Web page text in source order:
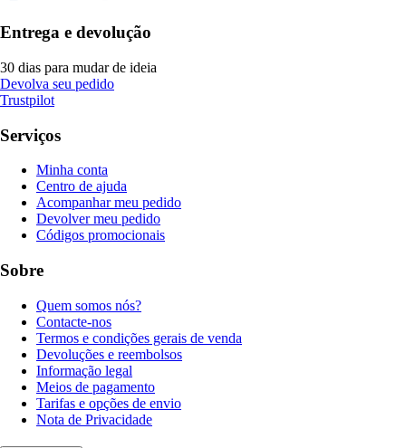
Entrega e devolução
30 dias para mudar de ideia
Devolva seu pedido
Trustpilot
Serviços
Minha conta
Centro de ajuda
Acompanhar meu pedido
Devolver meu pedido
Códigos promocionais
Sobre
Quem somos nós?
Contacte-nos
Termos e condições gerais de venda
Devoluções e reembolsos
Informação legal
Meios de pagamento
Tarifas e opções de envio
Nota de Privacidade